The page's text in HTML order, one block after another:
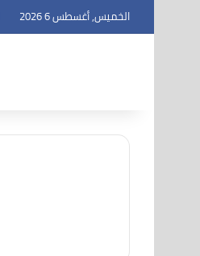
الخميس, أغسطس 6 2026